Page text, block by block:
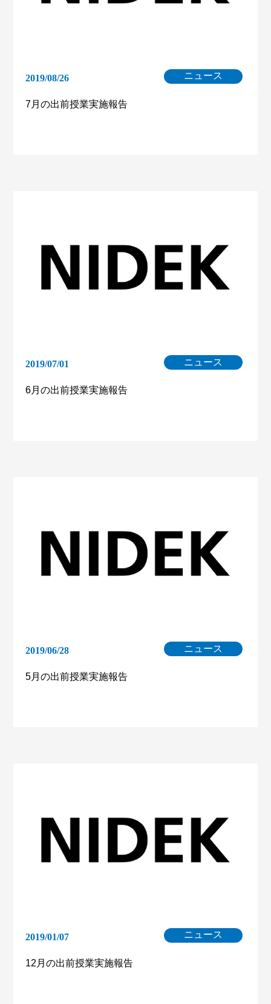
2019/08/26 ニュース
7月の出前授業実施報告
2019/07/01 ニュース
6月の出前授業実施報告
2019/06/28 ニュース
5月の出前授業実施報告
2019/01/07 ニュース
12月の出前授業実施報告